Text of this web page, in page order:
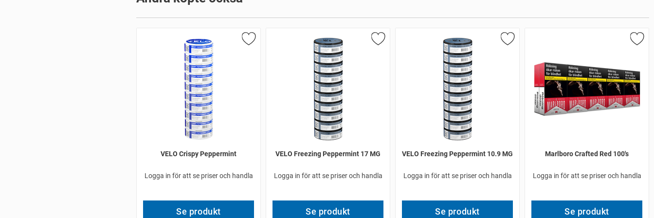
VELO Crispy Peppermint
Logga in för att se priser och handla
Se produkt
VELO Freezing Peppermint 17 MG
Logga in för att se priser och handla
Se produkt
VELO Freezing Peppermint 10.9 MG
Logga in för att se priser och handla
Se produkt
Marlboro Crafted Red 100's
Logga in för att se priser och handla
Se produkt